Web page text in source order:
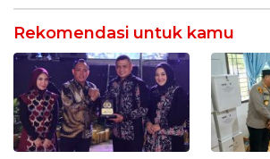
Rekomendasi untuk kamu